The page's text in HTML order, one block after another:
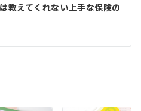
教えてくれない上手な保険の